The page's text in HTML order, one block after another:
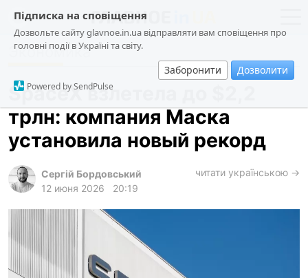
Підписка на сповіщення
Дозвольте сайту glavnoe.in.ua відправляти вам сповіщення про
головні події в Україні та світу.
Заборонити Дозволити
Powered by SendPulse
новости
о проекте
общество
происшествия
криминал
архив
Экономика
SpaceX взлетела до $2,2
трлн: компания Маска
установила новый рекорд
Сергій Бордовський
12 июня 2026
20:19
читати українською →